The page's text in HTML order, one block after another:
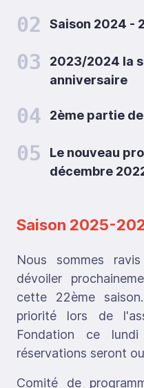
02 Saison 2024 -
03
2023/2024 la
anniversaire
04 2ème partie
05
Le nouveau
décembre
Saison 2025-
Nous sommes
dévoiler
cette 22ème
priorité lors de
Fondation ce
réservations seront
Comité de